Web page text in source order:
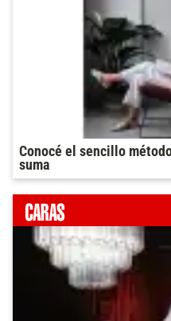
Conocé el sencillo
suma